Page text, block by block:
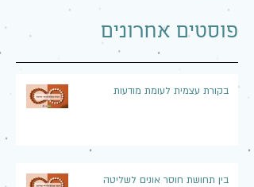
פוסטים אחרונים
בקורת עצמית לעומת מודעות
בין תחושת חוסר אונים לשליטה